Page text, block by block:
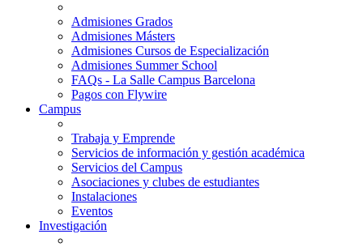
Admisiones Grados
Admisiones Másters
Admisiones Cursos de Especialización
Admisiones Summer School
FAQs - La Salle Campus Barcelona
Pagos con Flywire
Campus
Trabaja y Emprende
Servicios de información y gestión académica
Servicios del Campus
Asociaciones y clubes de estudiantes
Instalaciones
Eventos
Investigación